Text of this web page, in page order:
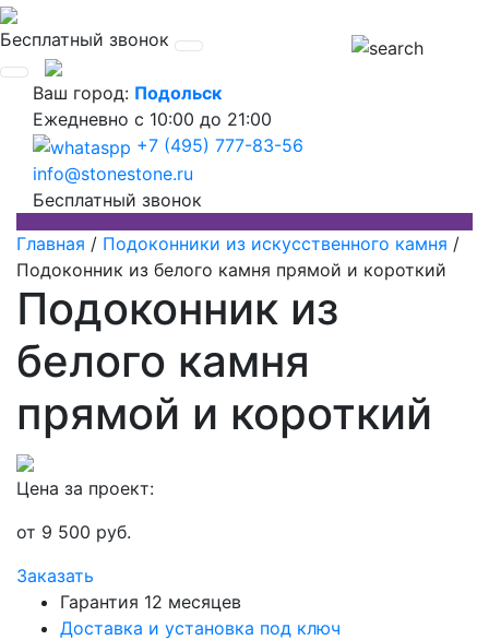
Бесплатный звонок
Ваш город: Подольск
Ежедневно с 10:00 до 21:00
+7 (495) 777-83-56
info@stonestone.ru
Бесплатный звонок
Главная / Подоконники из искусственного камня /
Подоконник из белого камня прямой и короткий
Подоконник из
белого камня
прямой и короткий
Цена за проект:
от 9 500 руб.
Заказать
Гарантия 12 месяцев
Доставка и установка под ключ